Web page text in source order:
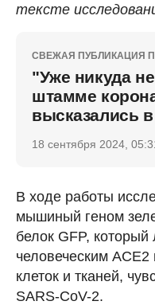
тексте
СВЕЖАЯ ПУБЛИКАЦИЯ
"Уже никуда
штамме
высказались
18 сентября 2024,
В ходе работы
мышиный геном
белок GFP, который
человеческим
клеток и тканей,
SARS-CoV-2.